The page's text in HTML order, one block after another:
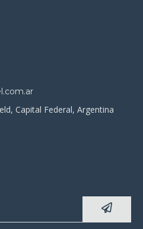
Capital Federal, Argentina